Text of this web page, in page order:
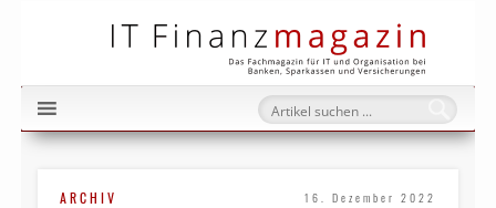
ARCHIV 16. Dezember 2022